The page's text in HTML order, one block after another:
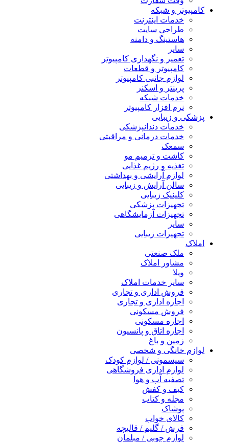
کامپیوتر و شبکه
خدمات اینترنت
طراحی سایت
هاستینگ و دامنه
سایر
تعمیر و نگهداری کامپیوتر
کامپیوتر و قطعات
لوازم جانبی کامپیوتر
پرینتر و اسکنر
خدمات شبکه
نرم افزار کامپیوتر
پزشکی و زیبایی
خدمات دندانپزشکی
خدمات درمانی و مراقبتی
سمعک
کاشت و ترمیم مو
تغذیه و رژیم غذایی
لوازم آرایشی و بهداشتی
سالن آرایش و زیبایی
کلینیک زیبایی
تجهیزات پزشکی
تجهیزات آزمایشگاهی
سایر
تجهیزات زیبایی
املاک
ملک صنعتی
مشاور املاک
ویلا
سایر خدمات املاک
فروش اداری و تجاری
اجاره اداری و تجاری
فروش مسکونی
اجاره مسکونی
اجاره اتاق و پانسیون
زمین و باغ
لوازم خانگی و شخصی
سیسمونی / لوازم کودک
لوازم اداری فروشگاهی
تصفیه آب و هوا
کیف و کفش
مجله و کتاب
پوشاک
کالای خواب
فرش / گلیم / قالیچه
لوازم چوبی / مبلمان